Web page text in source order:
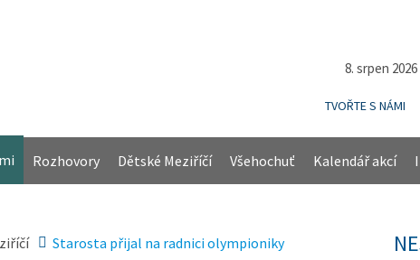
8. srpen
TVOŘTE S NÁMI
Rozhovory Dětské Meziříčí Všehochuť Kalendář akcí
Starosta přijal na radnici olympioniky